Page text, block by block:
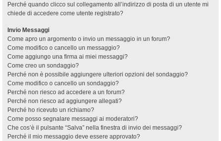
Perché quando clicco sul collegamento all’indirizzo di posta di un utente mi
chiede di accedere come utente registrato?
Invio Messaggi
Come apro un argomento o invio un messaggio in un forum?
Come modifico o cancello un messaggio?
Come aggiungo una firma ai miei messaggi?
Come creo un sondaggio?
Perché non è possibile aggiungere ulteriori opzioni del sondaggio?
Come modifico o cancello un sondaggio?
Perché non riesco ad accedere a un forum?
Perché non riesco ad aggiungere allegati?
Perché ho ricevuto un richiamo?
Come posso segnalare messaggi ai moderatori?
Che cos’è il pulsante “Salva” nella finestra di invio dei messaggi?
Perché il mio messaggio deve essere approvato?